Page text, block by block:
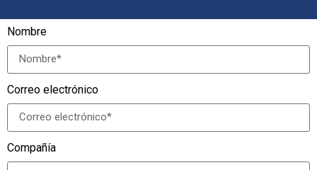
Nombre
Correo electrónico
Compañía